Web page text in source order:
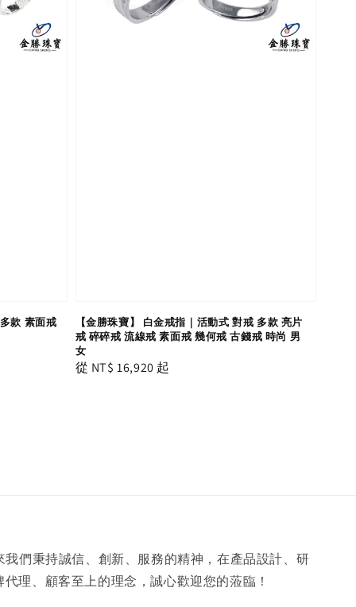
款 素面戒
【金勝珠寶】 白金戒指｜活動式 對戒 多款 亮片
戒 碎碎戒 流線戒 素面戒 幾何戒 古錢戒 時尚 男
女
Regular
從 NT$ 16,920 起
們秉持誠信、創新、服務的精神，在產品設計、研
理、顧客至上的理念，誠心歡迎您的蒞臨！